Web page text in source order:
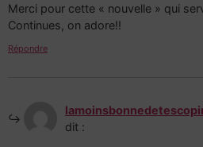
Merci pour cette « nouvelle » qui
Continues, on adore!!
Répondre
dit :